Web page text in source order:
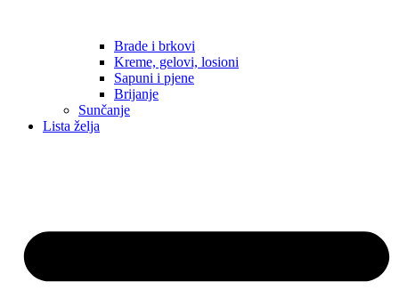
Brade i brkovi
Kreme, gelovi, losioni
Sapuni i pjene
Brijanje
Sunčanje
Lista želja